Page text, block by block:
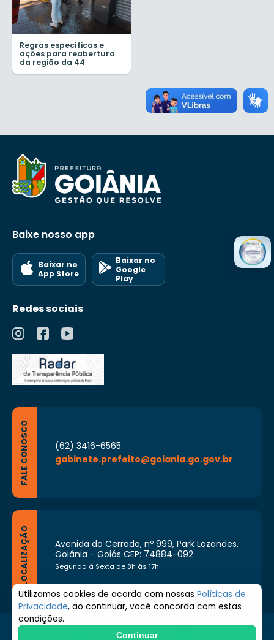
Regras específicas e
ações para reabertura
da região da 44
Baixe nosso app
Baixar no
App Store
Baixar no
Google
Play
Redes sociais
FALE CONOSCO
(62) 3416-6565
gabinete.prefeito@goiania.go.gov.br
LOCALIZAÇÃO
Avenida do Cerrado, nº 999, Park Lozandes,
Goiânia - Goiás CEP: 74884-092
Segunda à Sexta de 8h às 17h
© 2026 Prefeitura de Goiânia. Todos os direitos
Utilizamos cookies de acordo com nossas Políticas de
Privacidade, ao continuar, você concorda com estas
condições.
Continuar